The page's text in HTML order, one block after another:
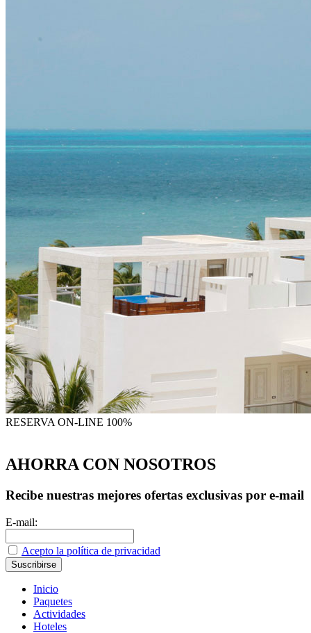
RESERVA ON-LINE 100%
AHORRA CON NOSOTROS
Recibe nuestras mejores ofertas exclusivas por e-mail
E-mail:
Acepto la política de privacidad
Inicio
Paquetes
Actividades
Hoteles